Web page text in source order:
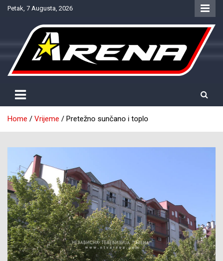
SkipPetak, 7 Augusta, 2026
NTV Arena
Home Vrijeme Pretežno sunčano i toplo